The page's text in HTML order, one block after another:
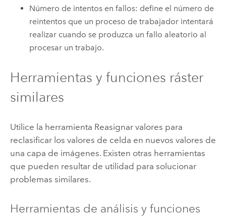
Número de intentos en fallos: define el número de
reintentos que un proceso de trabajador intentará
realizar cuando se produzca un fallo aleatorio al
procesar un trabajo.
Herramientas y funciones ráster
similares
Utilice la herramienta Reasignar valores para
reclasificar los valores de celda en nuevos valores de
una capa de imágenes. Existen otras herramientas
que pueden resultar de utilidad para solucionar
problemas similares.
Herramientas de análisis y funciones